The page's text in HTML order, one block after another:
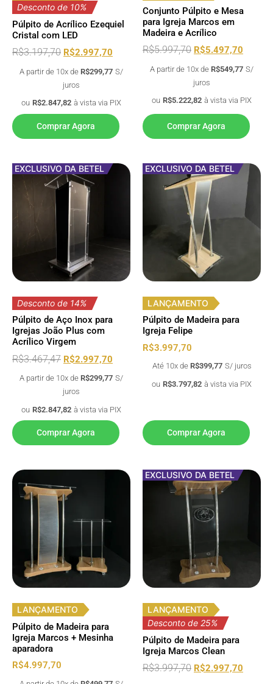
Desconto de 10%
Púlpito de Acrílico Ezequiel
Cristal com LED
R$3.197,70 R$2.997,70
A partir de 10x de R$299,77 S/
juros
ou R$2.847,82 à vista via PIX
Comprar Agora
Conjunto Púlpito e Mesa
para Igreja Marcos em
Madeira e Acrílico
R$5.997,70 R$5.497,70
A partir de 10x de R$549,77 S/
juros
ou R$5.222,82 à vista via PIX
Comprar Agora
EXCLUSIVO DA BETEL
Desconto de 14%
Púlpito de Aço Inox para
Igrejas João Plus com
Acrílico Virgem
R$3.467,47 R$2.997,70
A partir de 10x de R$299,77 S/
juros
ou R$2.847,82 à vista via PIX
Comprar Agora
EXCLUSIVO DA BETEL
LANÇAMENTO
Púlpito de Madeira para
Igreja Felipe
R$3.997,70
Até 10x de R$399,77 S/ juros
ou R$3.797,82 à vista via PIX
Comprar Agora
LANÇAMENTO
Púlpito de Madeira para
Igreja Marcos + Mesinha
aparadora
R$4.997,70
EXCLUSIVO DA BETEL
LANÇAMENTO
Desconto de 25%
Púlpito de Madeira para
Igreja Marcos Clean
R$3.997,70 R$2.997,70